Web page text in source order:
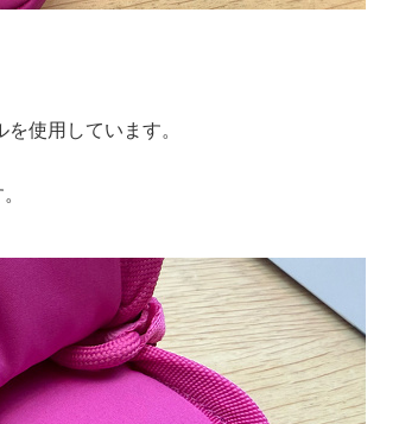
を使用しています。